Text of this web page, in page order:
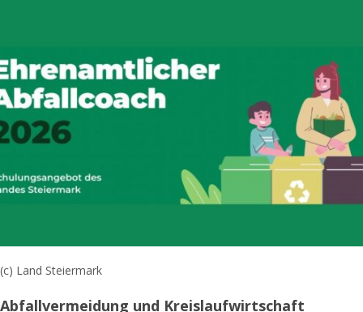
(c) Land Steiermark
Abfallvermeidung und Kreislaufwirtschaft